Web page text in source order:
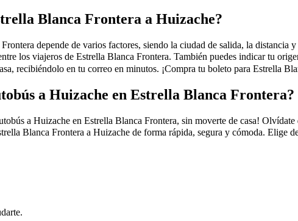
Blanca Frontera a Huizache?
depende de varios factores, siendo la ciudad de salida, la
los viajeros de Estrella Blanca Frontera. También puedes indicar tu
recibiéndolo en tu correo en minutos. ¡Compra tu boleto para Estrella
a Huizache en Estrella Blanca Frontera?
a Huizache en Estrella Blanca Frontera, sin moverte de casa!
Blanca Frontera a Huizache de forma rápida, segura y cómoda. Elige